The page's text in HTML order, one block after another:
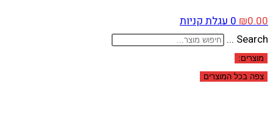
₪0.00
0עגלת קניות
Search ...
מוצרים:
צפה בכל המוצרים